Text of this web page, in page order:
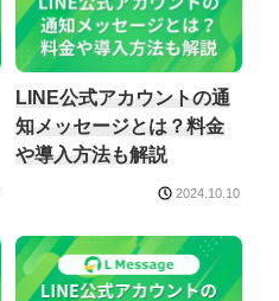
LINE公式アカウントの通
知メッセージとは？料金
や導入方法も解説
2024.10.10